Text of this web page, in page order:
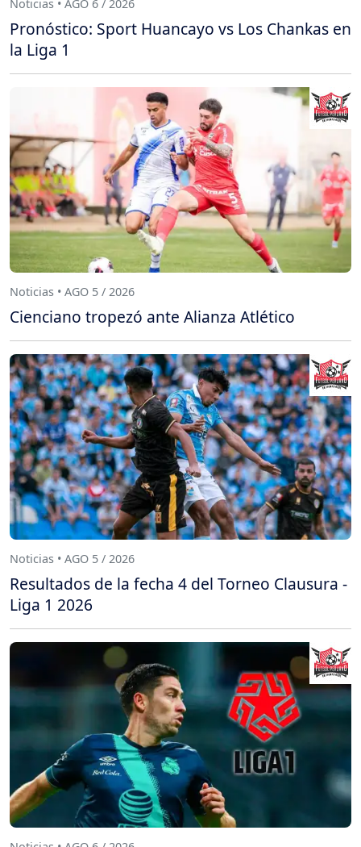
Noticias • AGO 6 / 2026
Pronóstico: Sport Huancayo vs Los Chankas en
la Liga 1
Noticias • AGO 5 / 2026
Cienciano tropezó ante Alianza Atlético
Noticias • AGO 5 / 2026
Resultados de la fecha 4 del Torneo Clausura -
Liga 1 2026